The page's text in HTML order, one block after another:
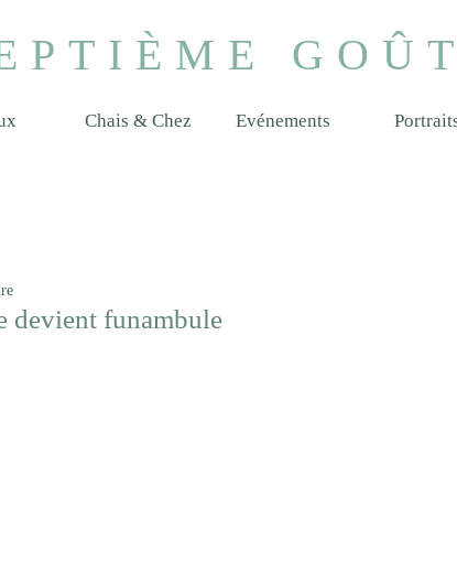
GOÛT
Chais & Chez Evénements
devient funambule